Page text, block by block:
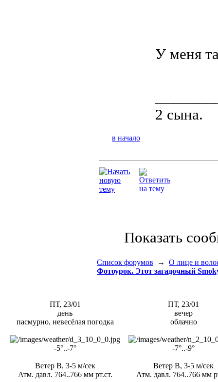
У меня
2 сына.
в начало
Показать
Список форумов → О лице и
Фотоурок. Этот загадочный
ПТ, 23/01
день
пасмурно, невесёлая погодка
-5°..-7°
Ветер В, 3-5 м/сек
Атм. давл. 764..766 мм рт.ст.
ПТ, 23/01
вечер
облачно
-7°..-9°
Ветер В, 3-5 м/сек
Атм. давл. 764..766 мм